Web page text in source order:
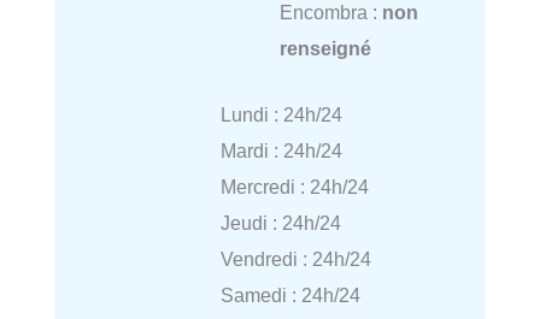
Encombra : non
renseigné
Lundi : 24h/24
Mardi : 24h/24
Mercredi : 24h/24
Jeudi : 24h/24
Vendredi : 24h/24
Samedi : 24h/24